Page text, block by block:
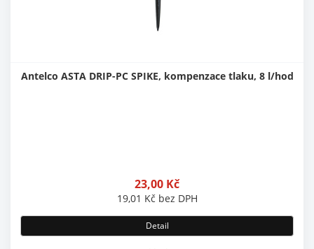
Antelco ASTA DRIP-PC SPIKE, kompenzace tlaku, 8 l/hod
23,00 Kč
19,01 Kč bez DPH
Detail